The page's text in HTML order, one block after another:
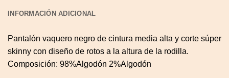
INFORMACIÓN ADICIONAL
Pantalón vaquero negro de cintura media alta y corte súper
skinny con diseño de rotos a la altura de la rodilla.
Composición: 98%Algodón 2%Algodón